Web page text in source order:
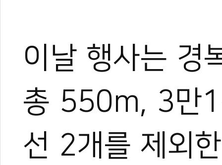
이날 행사는 경
총 550m, 3만1
선 2개를 제외